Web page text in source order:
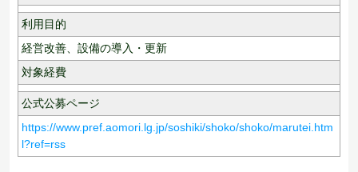
利用目的
経営改善、 設備の導入・更新
対象経費
公式公募ページ
https://www.pref.aomori.lg.jp/soshiki/shoko/shoko/marutei.htm
l?ref=rss